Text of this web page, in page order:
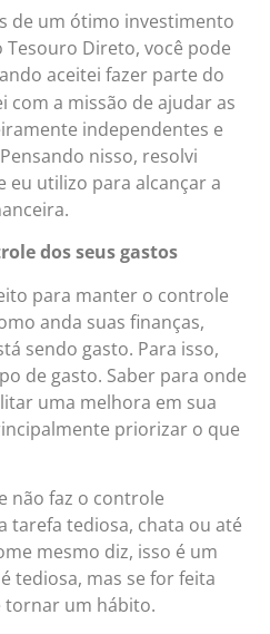
de um ótimo investimento
Direto, você pode
aceitei fazer parte do
com a missão de ajudar as
independentes e
nisso, resolvi
eu utilizo para alcançar a
dos seus gastos
para manter o controle
anda suas finanças,
sendo gasto. Para isso,
de gasto. Saber para onde
uma melhora em sua
priorizar o que
não faz o controle
tarefa tediosa, chata ou até
mesmo diz, isso é um
tediosa, mas se for feita
tornar um hábito.